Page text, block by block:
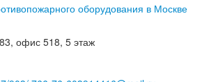
офис 518, 5 этаж